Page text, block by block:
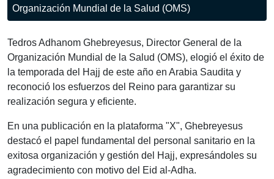
Organización Mundial de la Salud (OMS)
Tedros Adhanom Ghebreyesus, Director General de la
Organización Mundial de la Salud (OMS), elogió el éxito de
la temporada del Hajj de este año en Arabia Saudita y
reconoció los esfuerzos del Reino para garantizar su
realización segura y eficiente.
En una publicación en la plataforma "X", Ghebreyesus
destacó el papel fundamental del personal sanitario en la
exitosa organización y gestión del Hajj, expresándoles su
agradecimiento con motivo del Eid al-Adha.